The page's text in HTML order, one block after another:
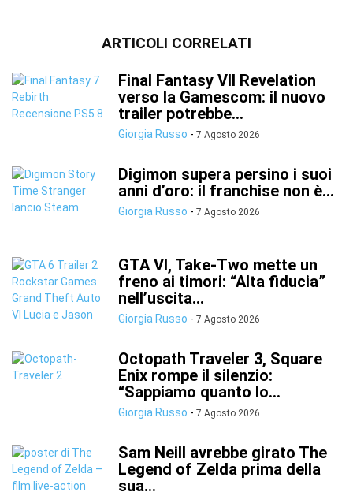
ARTICOLI CORRELATI
Final Fantasy VII Revelation
verso la Gamescom: il nuovo
trailer potrebbe...
Giorgia Russo - 7 Agosto 2026
Digimon supera persino i suoi
anni d’oro: il franchise non è...
Giorgia Russo - 7 Agosto 2026
GTA VI, Take-Two mette un
freno ai timori: “Alta fiducia”
nell’uscita...
Giorgia Russo - 7 Agosto 2026
Octopath Traveler 3, Square
Enix rompe il silenzio:
“Sappiamo quanto lo...
Giorgia Russo - 7 Agosto 2026
Sam Neill avrebbe girato The
Legend of Zelda prima della
sua...